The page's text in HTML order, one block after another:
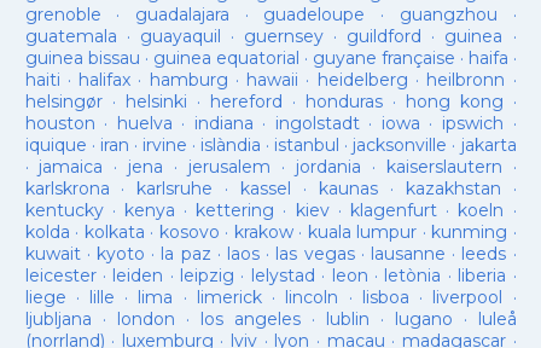
grenoble · guadalajara · guadeloupe · guangzhou ·
guatemala · guayaquil · guernsey· guildford · guinea ·
guinea bissau · guinea equatorial · guyane française · haifa ·
haiti · halifax · hamburg · hawaii · heidelberg · heilbronn ·
helsingør· helsinki · hereford · honduras· hong kong ·
houston · huelva · indiana · ingolstadt· iowa · ipswich ·
iquique · iran · irvine · islàndia · istanbul · jacksonville · jakarta
· jamaica · jena · jerusalem · jordania · kaiserslautern ·
karlskrona · karlsruhe · kassel · kaunas· kazakhstan ·
kentucky· kenya · kettering · kiev· klagenfurt · koeln ·
kolda · kolkata · kosovo · krakow· kuala lumpur · kunming ·
kuwait· kyoto · la paz · laos· las vegas· lausanne · leeds ·
leicester· leiden · leipzig · lelystad · leon · letònia · liberia ·
liege · lille · lima · limerick· lincoln · lisboa · liverpool ·
ljubljana · london · los angeles· lublin · lugano · luleå
(norrland) · luxemburg · lviv · lyon · macau · madagascar·